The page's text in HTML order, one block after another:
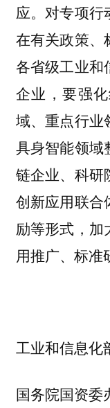
应。对专项行
在有关政策、
各省级工业和
企业，要强
域、重点行业
具身智能领域
链企业、科研
创新应用联合
励等形式，加
用推广、标准
工业和信息化
国务院国资委